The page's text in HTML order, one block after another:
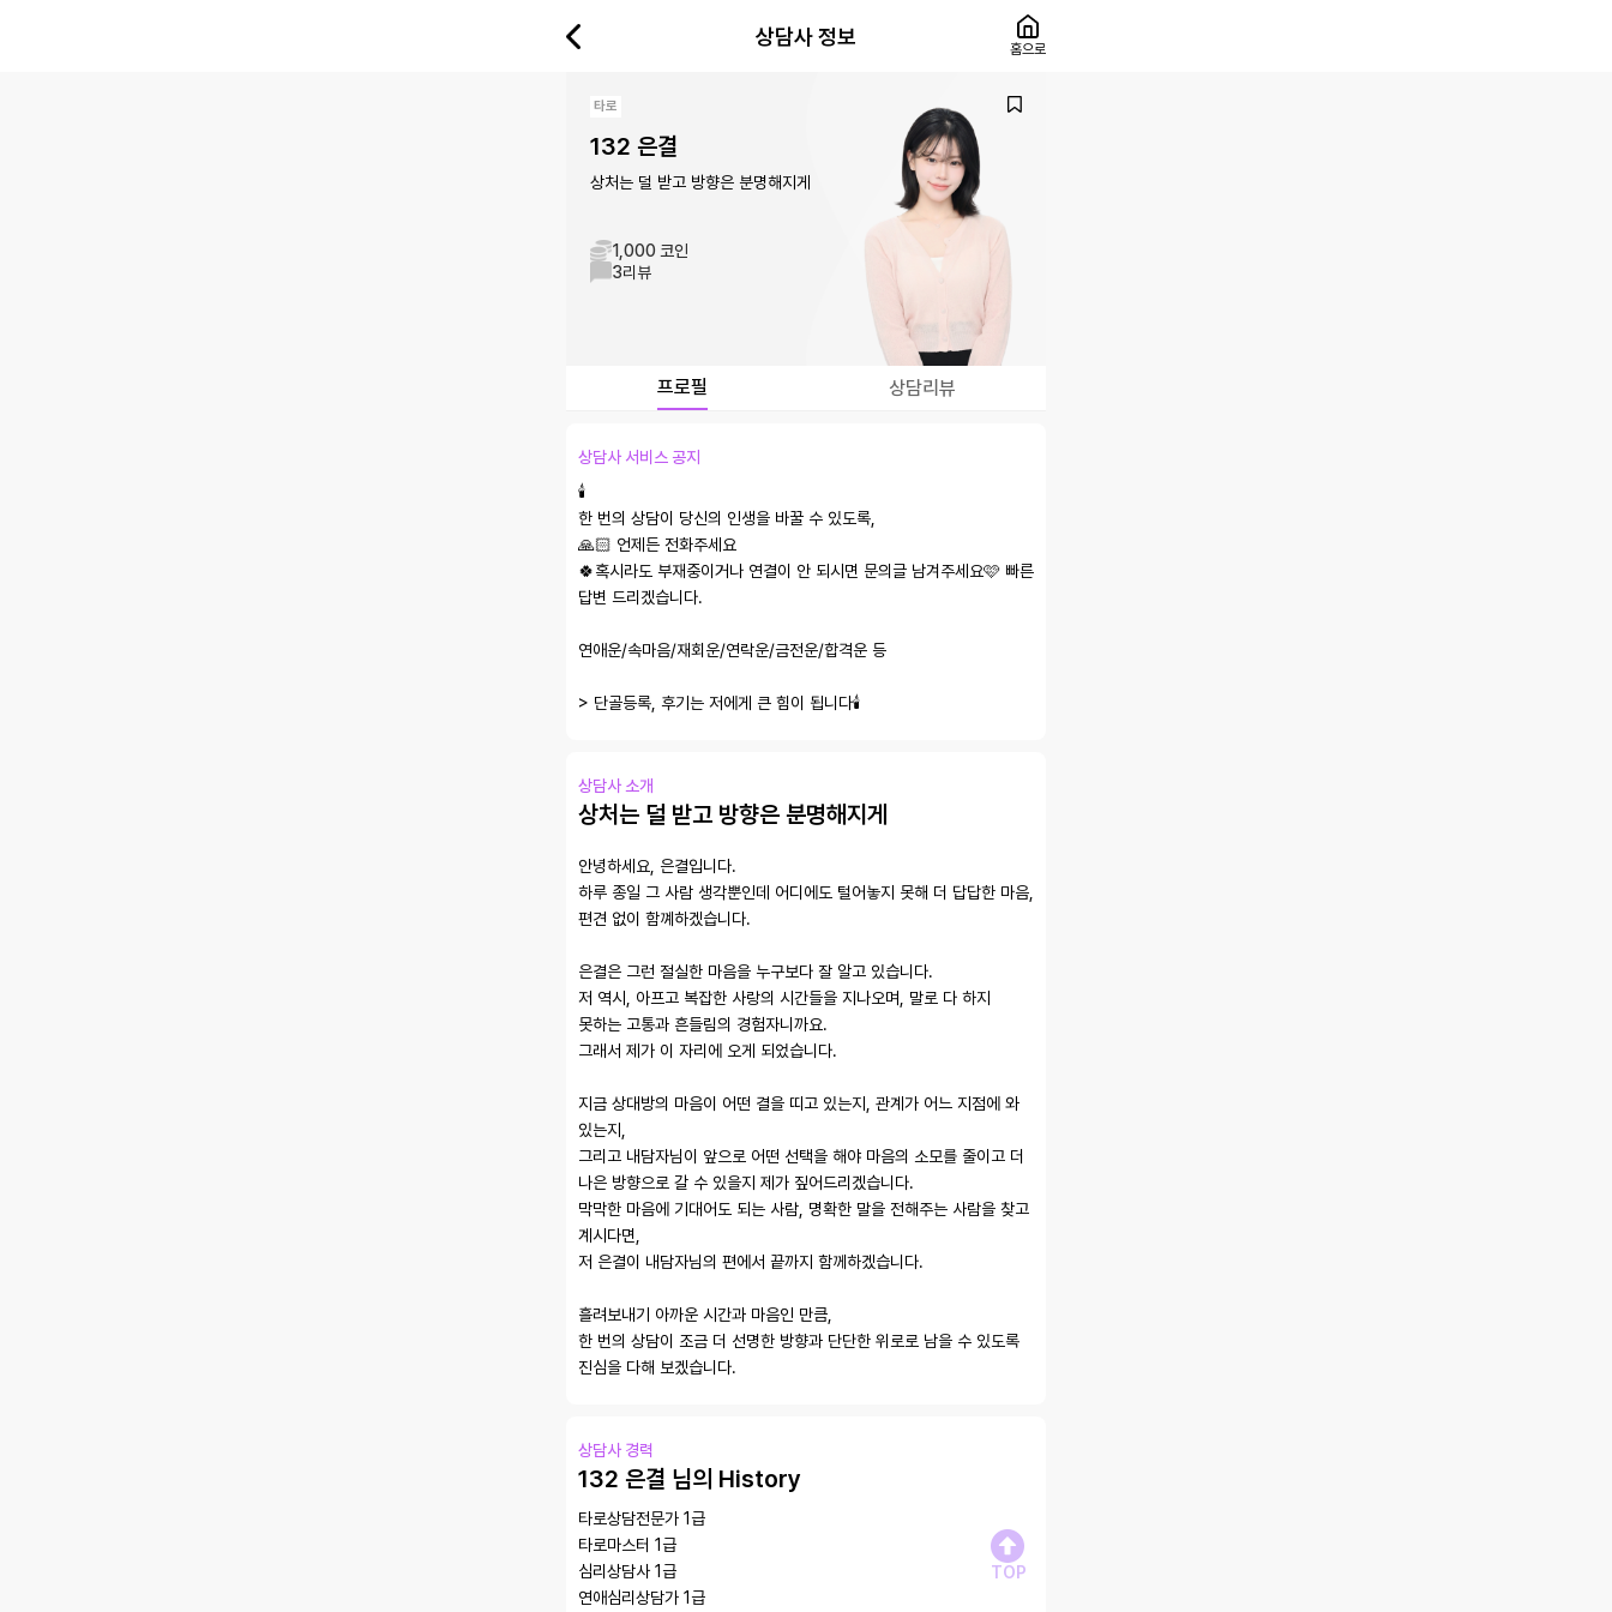
상담사 정보
홈으로
타로
132 은결
상처는 덜 받고 방향은 분명해지게
1,000 코인
3리뷰
프로필 상담리뷰
상담사 서비스 공지
🕯️
한 번의 상담이 당신의 인생을 바꿀 수 있도록,
🙏🏻 언제든 전화주세요
🍀혹시라도 부재중이거나 연결이 안 되시면 문의글 남겨주세요🩷 빠른
답변 드리겠습니다.
연애운/속마음/재회운/연락운/금전운/합격운 등
> 단골등록, 후기는 저에게 큰 힘이 됩니다🕯️
상담사 소개
상처는 덜 받고 방향은 분명해지게
안녕하세요, 은결입니다.
하루 종일 그 사람 생각뿐인데 어디에도 털어놓지 못해 더 답답한 마음,
편견 없이 함꼐하겠습니다.
은결은 그런 절실한 마음을 누구보다 잘 알고 있습니다.
저 역시, 아프고 복잡한 사랑의 시간들을 지나오며, 말로 다 하지
못하는 고통과 흔들림의 경험자니까요.
그래서 제가 이 자리에 오게 되었습니다.
지금 상대방의 마음이 어떤 결을 띠고 있는지, 관계가 어느 지점에 와
있는지,
그리고 내담자님이 앞으로 어떤 선택을 해야 마음의 소모를 줄이고 더
나은 방향으로 갈 수 있을지 제가 짚어드리겠습니다.
막막한 마음에 기대어도 되는 사람, 명확한 말을 전해주는 사람을 찾고
계시다면,
저 은결이 내담자님의 편에서 끝까지 함께하겠습니다.
흘려보내기 아까운 시간과 마음인 만큼,
한 번의 상담이 조금 더 선명한 방향과 단단한 위로로 남을 수 있도록
진심을 다해 보겠습니다.
상담사 경력
132 은결 님의 History
타로상담전문가 1급
타로마스터 1급
심리상담사 1급
연애심리상담가 1급
TOP